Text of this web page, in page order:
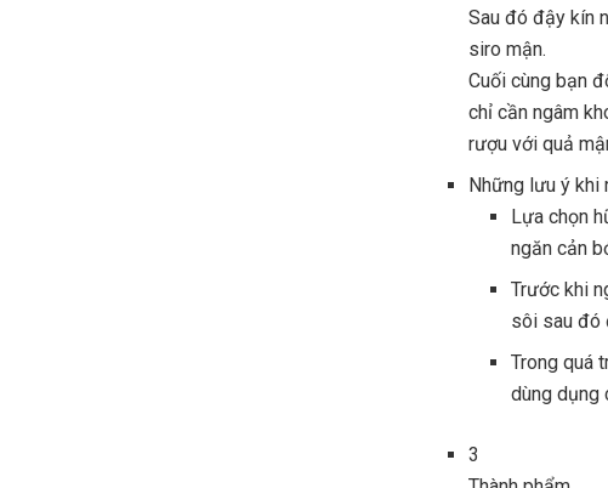
Sau đó đậy kín
siro mận.
Cuối cùng bạn
chỉ cần ngâm
rượu với quả
Những lưu ý khi
Lựa chọn
ngăn cản
Trước khi
sôi sau đó
Trong quá
dùng dụng
3